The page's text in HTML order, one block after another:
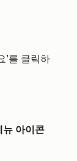
’를 클릭하
뉴 아이콘